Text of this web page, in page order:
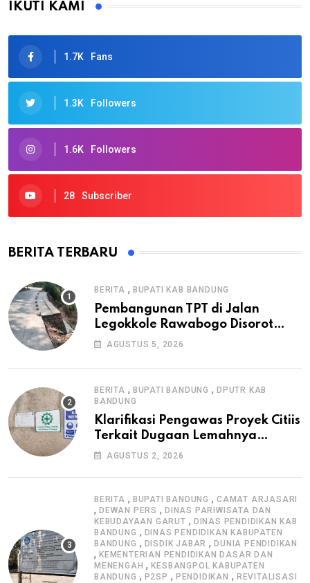
IKUTI KAMI
1.7K Fans
1.3K Followers
1.6K Followers
28 Subscriber
BERITA TERBARU
BERITA , BUPATI KAB BANDUNG
Pembangunan TPT di Jalan
Legokkole Rawabogo Disorot
Warga, Selesai Tanpa Papan
AGUSTUS 5, 2026
BERITA , BUPATI BANDUNG ,DPUTR KAB
BANDUNG
Klarifikasi Pengawas Proyek Citiis
Terkait Dugaan Lemahnya
Pengawasan K3
AGUSTUS 2, 2026
BERITA , BUPATI BANDUNG ,CAMAT ARJASARI
, DEWAN PERS , DINAS PARIWISATA DAN
KEBUDAYAAN GARUT , DINAS PENDIDIKAN KAB
BANDUNG , DINAS PENDIDIKAN KABUPATEN
BANDUNG , DISDIK JABAR ,DUNIA PENDIDIKAN
, KEMENTERIAN PENDIDIKAN DASAR DAN
MENENGAH ,KESBANGPOL KABUPATEN
BANDUNG , P2SP , PENDIDIKAN , REVITALISASI